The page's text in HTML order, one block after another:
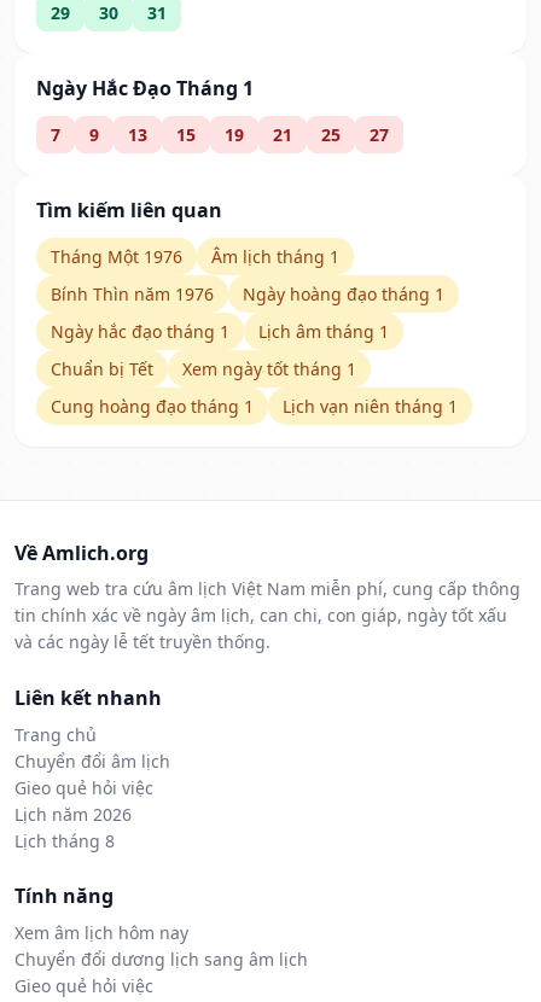
29
30 31
Ngày Hắc Đạo Tháng 1
7 9 13 15 19 21 25 27
Tìm kiếm liên quan
Tháng Một 1976
Âm lịch tháng 1
Bính Thìn năm 1976
Ngày hoàng đạo tháng 1
Ngày hắc đạo tháng 1
Lịch âm tháng 1
Chuẩn bị Tết
Xem ngày tốt tháng 1
Cung hoàng đạo tháng 1
Lịch vạn niên tháng 1
Về Amlich.org
Trang web tra cứu âm lịch Việt Nam miễn phí, cung cấp thông
tin chính xác về ngày âm lịch, can chi, con giáp, ngày tốt xấu
và các ngày lễ tết truyền thống.
Liên kết nhanh
Trang chủ
Chuyển đổi âm lịch
Gieo quẻ hỏi việc
Lịch năm 2026
Lịch tháng 8
Tính năng
Xem âm lịch hôm nay
Chuyển đổi dương lịch sang âm lịch
Gieo quẻ hỏi việc